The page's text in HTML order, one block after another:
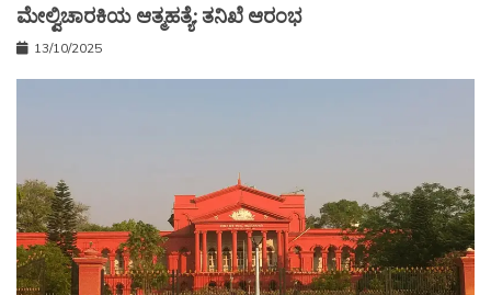
ಮೇಲ್ವಿಚಾರಕಿಯ ಆತ್ಮಹತ್ಯೆ: ತನಿಖೆ ಆರಂಭ
13/10/2025